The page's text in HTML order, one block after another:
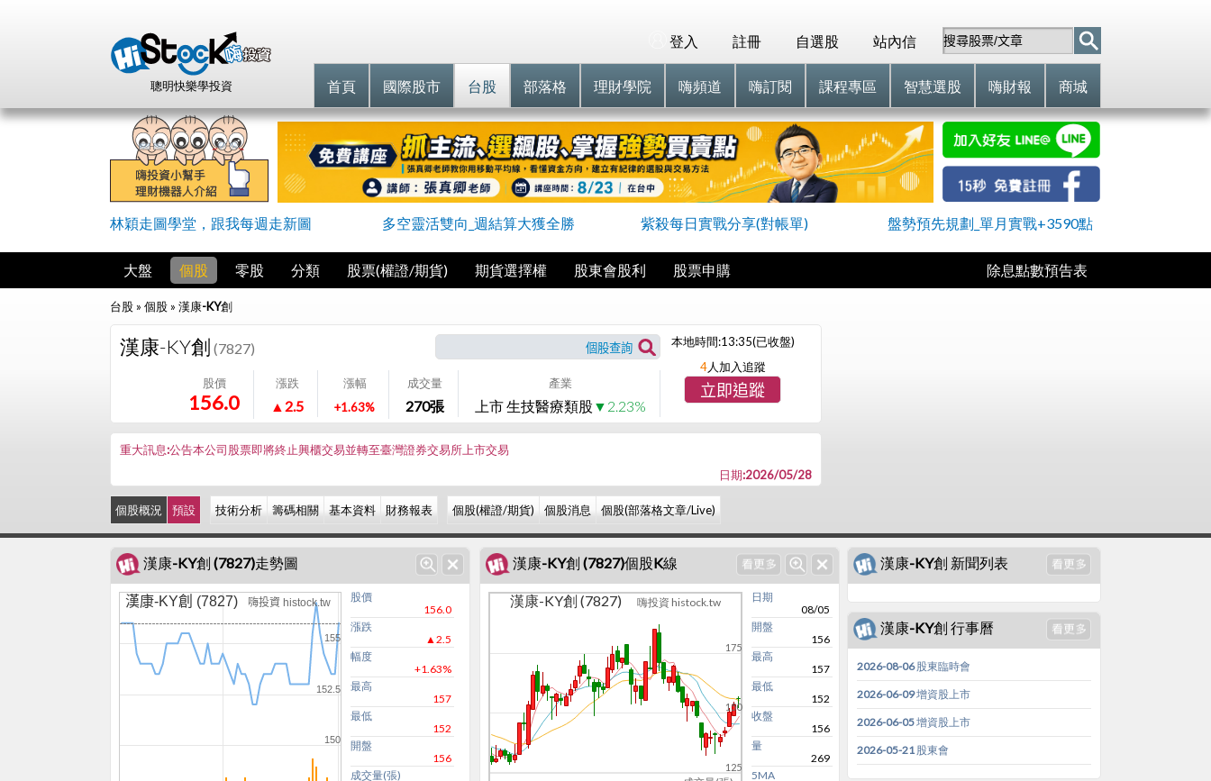
聰明快樂學投資
站內信
自選股
註冊
登入
首頁 國際股市 台股 部落格 理財學院 嗨頻道 嗨訂閱 課程專區 智慧選股 嗨財報 商城
林穎走圖學堂，跟我每週走新圖 多空靈活雙向_週結算大獲全勝 紫殺每日實戰分享(對帳單) 盤勢預先規劃_單月實戰+3590點
大盤 個股 零股 分類 股票(權證/期貨) 期貨選擇權 股東會股利 股票申購 除息點數預告表
台股 » 個股 » 漢康-KY創
漢康-KY創 (7827)
股價
156.0
漲跌
▲2.5
漲幅
+1.63%
成交量
270張
產業
上市 生技醫療類股 ▼2.23%
本地時間:13:35(已收盤)
4人加入追蹤
立即追蹤
重大訊息:公告本公司股票即將終止興櫃交易並轉至臺灣證券交易所上市交易
日期:2026/05/28
個股概況 預設 技術分析 籌碼相關 基本資料 財務報表 個股(權證/期貨) 個股消息 個股(部落格文章/Live)
漢康-KY創 (7827)走勢圖
漢康-KY創 (7827) 嗨投資 histock.tw
150
152.5
155
股價
156.0
漲跌
▲2.5
幅度
+1.63%
最高
157
最低
152
開盤
156
成交量(張)
漢康-KY創 (7827)個股K線
漢康-KY創 (7827) 嗨投資 histock.tw
125
150
175
日期
08/05
開盤
156
最高
157
最低
152
收盤
156
量
269
5MA
漢康-KY創 新聞列表
漢康-KY創 行事曆
2026-08-06 股東臨時會
2026-06-09 增資股上市
2026-06-05 增資股上市
2026-05-21 股東會